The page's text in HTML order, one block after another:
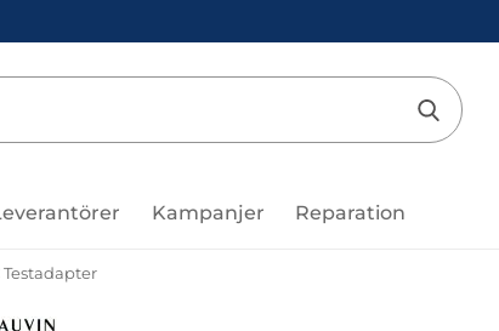
Kampanjer Reparation
Testadapter